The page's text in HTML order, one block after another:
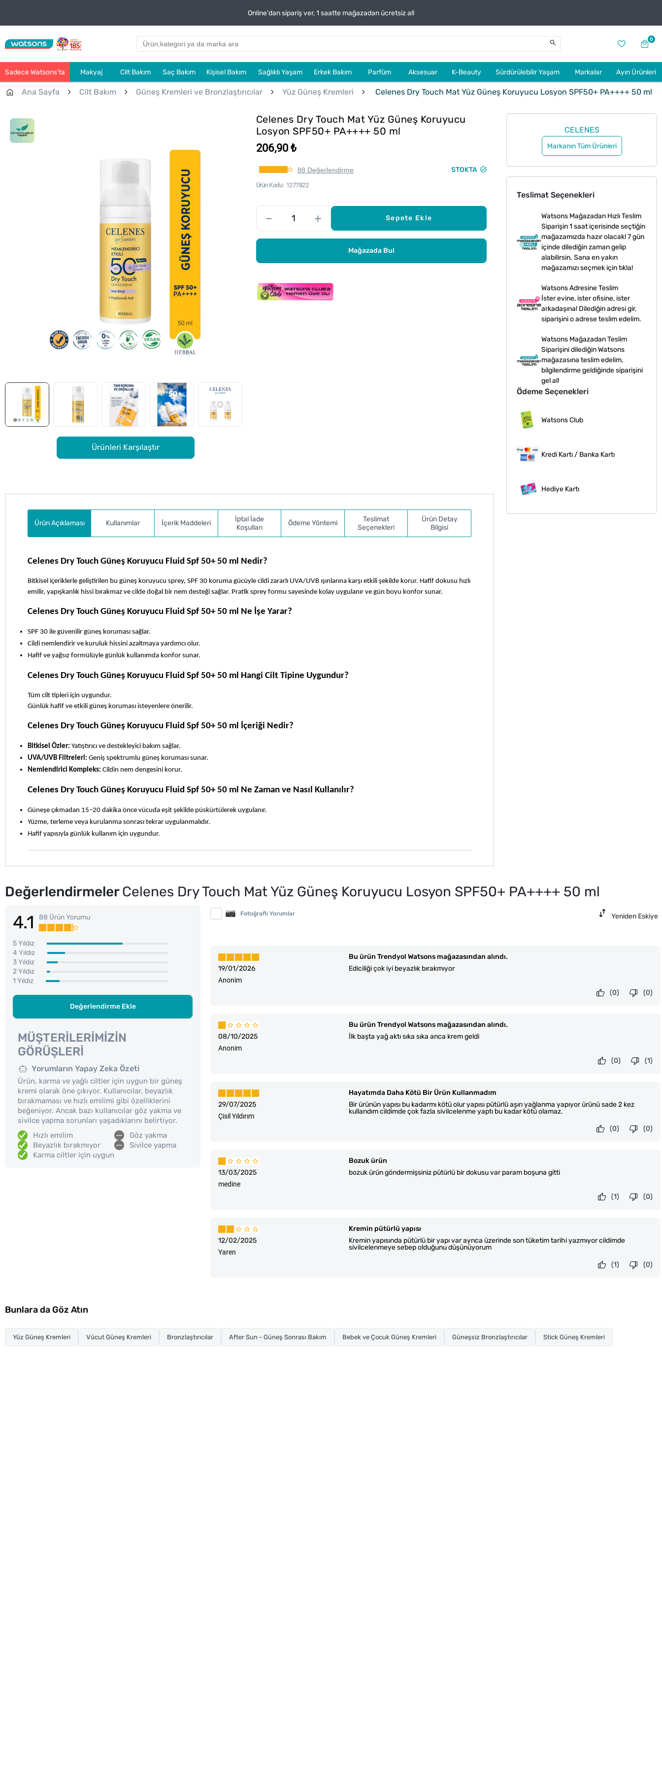
Online'dan sipariş ver, 1 saatte mağazadan ücretsiz al!
0
Sadece Watsons’ta Makyaj Cilt Bakım Saç Bakım Kişisel Bakım Sağlıklı Yaşam Erkek Bakım Parfüm Aksesuar K-Beauty Sürdürülebilir Yaşam Markalar Ayın Ürünleri
Ana Sayfa Cilt Bakım Güneş Kremleri ve Bronzlaştırıcılar Yüz Güneş Kremleri Celenes Dry Touch Mat Yüz Güneş Koruyucu Losyon SPF50+ PA++++ 50 ml
Ürünleri Karşılaştır
Celenes Dry Touch Mat Yüz Güneş Koruyucu
Losyon SPF50+ PA++++ 50 ml
206,90 ₺
88 Değerlendirme STOKTA
Ürün Kodu 1277822
– + Sepete Ekle
Mağazada Bul
CELENES
Markanın Tüm Ürünleri
Teslimat Seçenekleri
Watsons Mağazadan Hızlı Teslim
Siparişin 1 saat içerisinde seçtiğin
mağazamızda hazır olacak! 7 gün
içinde dilediğin zaman gelip
alabilirsin. Sana en yakın
mağazamızı seçmek için tıkla!
Watsons Adresine Teslim
İster evine, ister ofisine, ister
arkadaşına! Dilediğin adresi gir,
siparişini o adrese teslim edelim.
Watsons Mağazadan Teslim
Siparişini dilediğin Watsons
mağazasına teslim edelim,
bilgilendirme geldiğinde siparişini
gel al!
Ödeme Seçenekleri
Watsons Club
Kredi Kartı / Banka Kartı
Hediye Kartı
Ürün Açıklaması Kullanımlar İçerik Maddeleri
İptal İade
Koşulları
Ödeme Yöntemi
Teslimat
Seçenekleri
Ürün Detay
Bilgisi
Celenes Dry Touch Güneş Koruyucu Fluid Spf 50+ 50 ml Nedir?
Bitkisel içeriklerle geliştirilen bu güneş koruyucu sprey, SPF 30 koruma gücüyle cildi zararlı UVA/UVB ışınlarına karşı etkili şekilde korur. Hafif dokusu hızlı
emilir, yapışkanlık hissi bırakmaz ve cilde doğal bir nem desteği sağlar. Pratik sprey formu sayesinde kolay uygulanır ve gün boyu konfor sunar.
Celenes Dry Touch Güneş Koruyucu Fluid Spf 50+ 50 ml Ne İşe Yarar?
SPF 30 ile güvenilir güneş koruması sağlar.
Cildi nemlendirir ve kuruluk hissini azaltmaya yardımcı olur.
Hafif ve yağsız formülüyle günlük kullanımda konfor sunar.
Celenes Dry Touch Güneş Koruyucu Fluid Spf 50+ 50 ml Hangi Cilt Tipine Uygundur?
Tüm cilt tipleri için uygundur.
Günlük hafif ve etkili güneş koruması isteyenlere önerilir.
Celenes Dry Touch Güneş Koruyucu Fluid Spf 50+ 50 ml İçeriği Nedir?
Bitkisel Özler: Yatıştırıcı ve destekleyici bakım sağlar.
UVA/UVB Filtreleri: Geniş spektrumlu güneş koruması sunar.
Nemlendirici Kompleks: Cildin nem dengesini korur.
Celenes Dry Touch Güneş Koruyucu Fluid Spf 50+ 50 ml Ne Zaman ve Nasıl Kullanılır?
Güneşe çıkmadan 15–20 dakika önce vücuda eşit şekilde püskürtülerek uygulanır.
Yüzme, terleme veya kurulanma sonrası tekrar uygulanmalıdır.
Hafif yapısıyla günlük kullanım için uygundur.
DeğerlendirmelerCelenes Dry Touch Mat Yüz Güneş Koruyucu Losyon SPF50+ PA++++ 50 ml
4.1 88 Ürün Yorumu
5 Yıldız
4 Yıldız
3 Yıldız
2 Yıldız
1 Yıldız
Değerlendirme Ekle
MÜŞTERILERIMIZIN
GÖRÜŞLERI
Yorumların Yapay Zeka Özeti
Ürün, karma ve yağlı ciltler için uygun bir güneş
kremi olarak öne çıkıyor. Kullanıcılar, beyazlık
bırakmaması ve hızlı emilimi gibi özelliklerini
beğeniyor. Ancak bazı kullanıcılar göz yakma ve
sivilce yapma sorunları yaşadıklarını belirtiyor.
Hızlı emilim
Beyazlık bırakmıyor
Karma ciltler için uygun
Göz yakma
Sivilce yapma
Fotoğraflı Yorumlar Yeniden Eskiye
19/01/2026
Bu ürün Trendyol Watsons mağazasından alındı.
Ediciliği çok iyi beyazlık bırakmıyor
Anonim
(0)
(0)
08/10/2025
Bu ürün Trendyol Watsons mağazasından alındı.
İlk başta yağ aktı sıka sıka anca krem geldi
Anonim
(1)
(0)
29/07/2025
Hayatımda Daha Kötü Bir Ürün Kullanmadım
Bir ürünün yapısı bu kadarmı kötü olur yapısı pütürlü aşırı yağlanma yapıyor ürünü sade 2 kez
kullandım cildimde çok fazla sivilcelenme yaptı bu kadar kötü olamaz.
Çisil Yıldırım
(0)
(0)
13/03/2025
Bozuk ürün
bozuk ürün göndermişsiniz pütürlü bir dokusu var param boşuna gitti
medine
(0)
(1)
12/02/2025
Kremin pütürlü yapısı
Kremin yapısında pütürlü bir yapı var ayrıca üzerinde son tüketim tarihi yazmıyor cildimde
sivilcelenmeye sebep olduğunu düşünüyorum
Yaren
(0)
(1)
Bunlara da Göz Atın
Yüz Güneş Kremleri Vücut Güneş Kremleri Bronzlaştırıcılar After Sun - Güneş Sonrası Bakım Bebek ve Çocuk Güneş Kremleri Güneşsiz Bronzlaştırıcılar Stick Güneş Kremleri